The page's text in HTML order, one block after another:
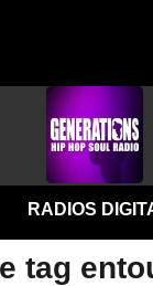
RADIOS
tag